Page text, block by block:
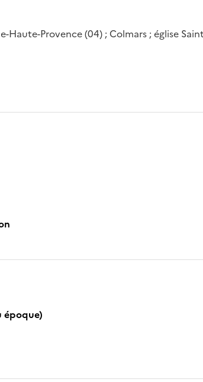
Haute-Provence (04) ; Colmars ; église
époque)